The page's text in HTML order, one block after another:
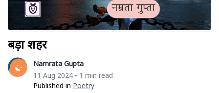
बड़ा शहर
Namrata Gupta
11 Aug 2024 • 1 min read
Published in Poetry